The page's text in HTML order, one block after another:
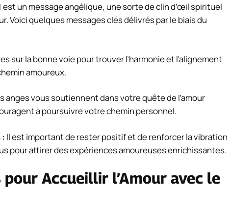
est un message angélique, une sorte de clin d’œil spirituel
Voici quelques messages clés délivrés par le biais du
sur la bonne voie pour trouver l’harmonie et l’alignement
amoureux.
anges vous soutiennent dans votre quête de l’amour
à poursuivre votre chemin personnel.
Il est important de rester positif et de renforcer la vibration
pour attirer des expériences amoureuses enrichissantes.
Accueillir l’Amour avec le